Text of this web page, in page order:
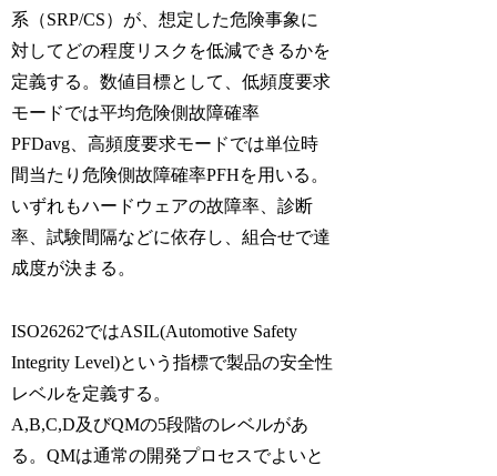
系（SRP/CS）が、想定した危険事象に
対してどの程度リスクを低減できるかを
定義する。数値目標として、低頻度要求
モードでは平均危険側故障確率
PFDavg、高頻度要求モードでは単位時
間当たり危険側故障確率PFHを用いる。
いずれもハードウェアの故障率、診断
率、試験間隔などに依存し、組合せで達
成度が決まる。
ISO26262ではASIL(Automotive Safety
Integrity Level)という指標で製品の安全性
レベルを定義する。
A,B,C,D及びQMの5段階のレベルがあ
る。QMは通常の開発プロセスでよいと